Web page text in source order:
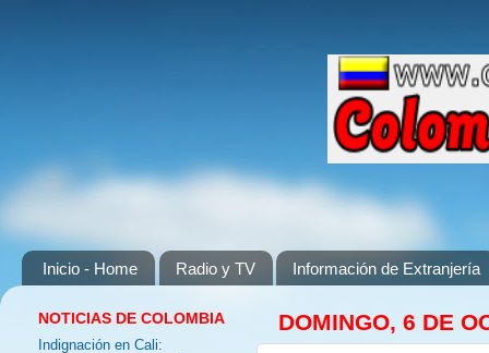
Inicio - Home Radio y TV Información de Extranjería
DOMINGO, 6 DE
NOTICIAS DE COLOMBIA
Indignación en Cali: